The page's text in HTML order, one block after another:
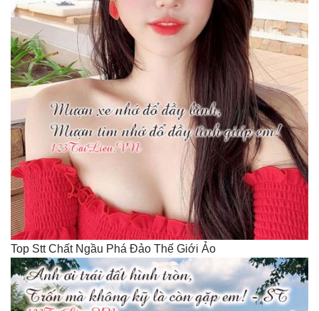
Top Stt Chất Ngầu Phá Đảo Thế Giới Ảo